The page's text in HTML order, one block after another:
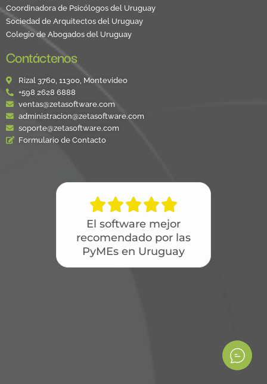
Coordinadora de Psicólogos del Uruguay
Sociedad de Arquitectos del Uruguay
Colegio de Abogados del Uruguay
Contáctenos
Rizal 3760, 11300, Montevideo
+598 2628 6888
ventas@zetasoftware.com
administracion@zetasoftware.com
soporte@zetasoftware.com
Formulario de Contacto

El software mejor
recomendado por las
PyMEs en Uruguay